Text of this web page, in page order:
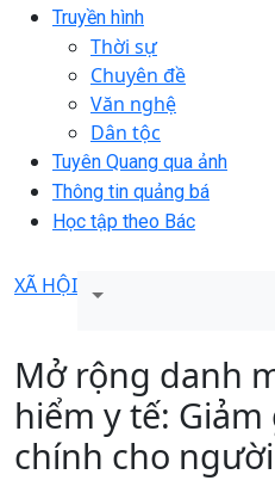
Truyền hình
Thời sự
Chuyên đề
Văn nghệ
Dân tộc
Tuyên Quang qua ảnh
Thông tin quảng bá
Học tập theo Bác
XÃ HỘI
Mở rộng danh
hiểm y tế:
chính cho